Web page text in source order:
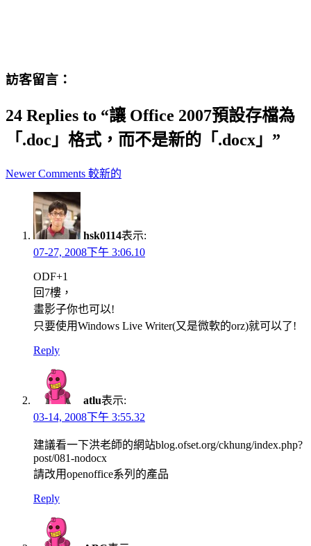
訪客留言：
24 Replies to “讓 Office 2007預設存檔為
「.doc」格式，而不是新的「.docx」”
Comment
navigation
Newer Comments 較新的
hsk0114表示:
07-27, 2008下午 3:06.10
ODF+1
回7樓，
畫影子你也可以!
只要使用Windows Live Writer(又是微軟的orz)就可以了!
Reply
atlu表示:
03-14, 2008下午 3:55.32
建議看一下洪老師的網站blog.ofset.org/ckhung/index.php?
post/081-nodocx
請改用openoffice系列的產品
Reply